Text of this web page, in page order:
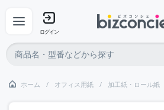
ログイン
ホーム オフィス用紙 加工紙・ロール紙